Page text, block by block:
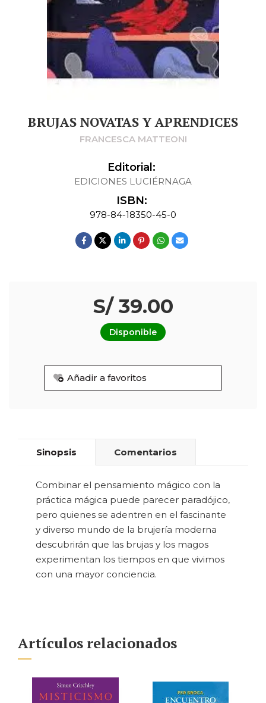
BRUJAS NOVATAS Y APRENDICES
FRANCESCA MATTEONI
Editorial:
EDICIONES LUCIÉRNAGA
ISBN:
978-84-18350-45-0
S/ 39.00
Disponible
Añadir a favoritos
Sinopsis Comentarios
Combinar el pensamiento mágico con la
práctica mágica puede parecer paradójico,
pero quienes se adentren en el fascinante
y diverso mundo de la brujería moderna
descubrirán que las brujas y los magos
experimentan los tiempos en que vivimos
con una mayor conciencia.
Artículos relacionados